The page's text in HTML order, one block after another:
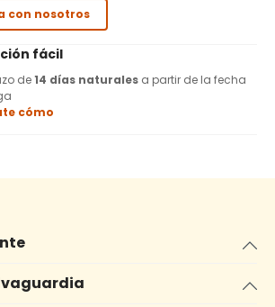
con nosotros
fácil
de14 días naturales a partir de la fecha
cómo